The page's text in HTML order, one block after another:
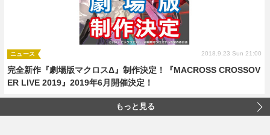
新帝スタ
編集部ブログ・お知らせ
完全新作『劇場版マクロスΔ』制作決定！『MACROSS CROSSOV
ER LIVE 2019』2019年6月開催決定！
ニュース 2018.9.23 Sun 21:00
もっと見る